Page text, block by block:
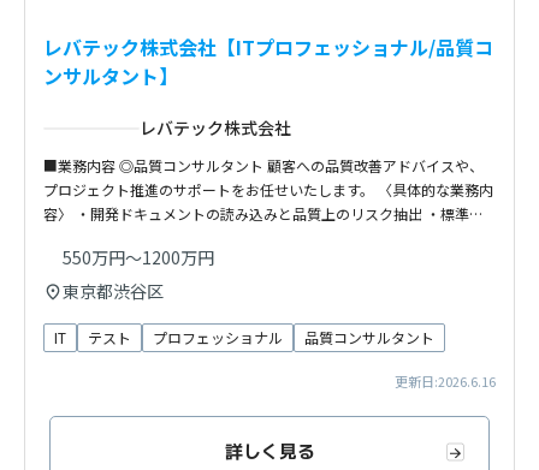
レバテック株式会社【ITプロフェッショナル/品質コ
ンサルタント】
レバテック株式会社
■業務内容 ◎品質コンサルタント 顧客への品質改善アドバイスや、
プロジェクト推進のサポートをお任せいたします。 〈具体的な業務内
容〉 ・開発ドキュメントの読み込みと品質上のリスク抽出 ・標準…
550万円～1200万円
東京都渋谷区
IT テスト プロフェッショナル 品質コンサルタント
更新日:2026.6.16
詳しく見る